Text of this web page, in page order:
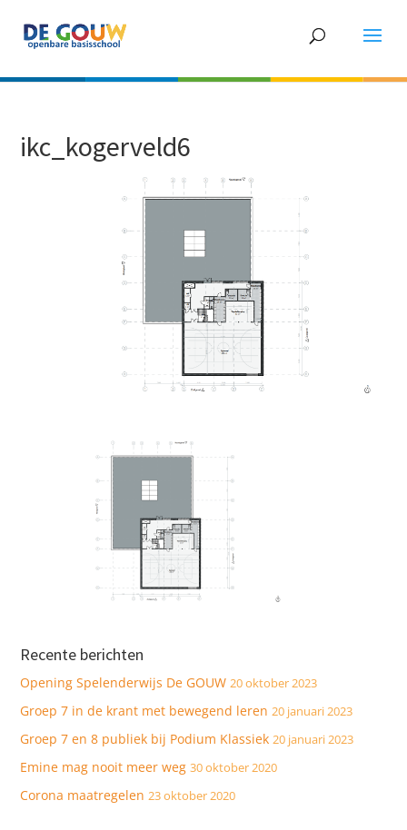
ikc_kogerveld6
Recente berichten
Opening Spelenderwijs De GOUW 20 oktober 2023
Groep 7 in de krant met bewegend leren 20 januari 2023
Groep 7 en 8 publiek bij Podium Klassiek 20 januari 2023
Emine mag nooit meer weg 30 oktober 2020
Corona maatregelen 23 oktober 2020